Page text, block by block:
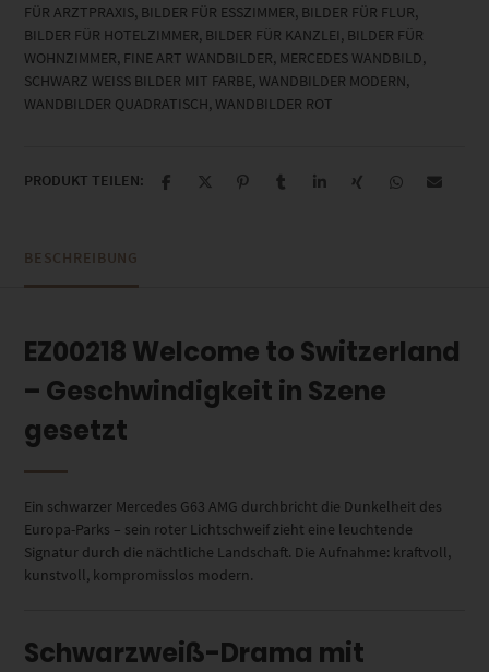
FÜR ARZTPRAXIS, BILDER FÜR ESSZIMMER, BILDER FÜR FLUR,
BILDER FÜR HOTELZIMMER, BILDER FÜR KANZLEI, BILDER FÜR
WOHNZIMMER, FINE ART WANDBILDER, MERCEDES WANDBILD,
SCHWARZ WEISS BILDER MIT FARBE , WANDBILDER MODERN,
WANDBILDER QUADRATISCH, WANDBILDER ROT
PRODUKT TEILEN:
BESCHREIBUNG
EZ00218 Welcome to Switzerland
– Geschwindigkeit in Szene
gesetzt
Ein schwarzer Mercedes G63 AMG durchbricht die Dunkelheit des
Europa-Parks – sein roter Lichtschweif zieht eine leuchtende
Signatur durch die nächtliche Landschaft. Die Aufnahme: kraftvoll,
kunstvoll, kompromisslos modern.
Schwarzweiß-Drama mit